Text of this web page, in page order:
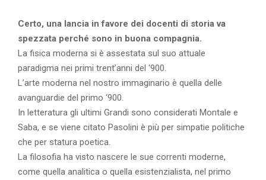
Certo, una lancia in favore dei docenti di storia va
spezzata perché sono in buona compagnia.
La fisica moderna si è assestata sul suo attuale
paradigma nei primi trent’anni del ‘900.
L’arte moderna nel nostro immaginario è quella delle
avanguardie del primo ‘900.
In letteratura gli ultimi Grandi sono considerati Montale e
Saba, e se viene citato Pasolini è più per simpatie politiche
che per statura poetica.
La filosofia ha visto nascere le sue correnti moderne,
come quella analitica o quella esistenzialista, nel primo